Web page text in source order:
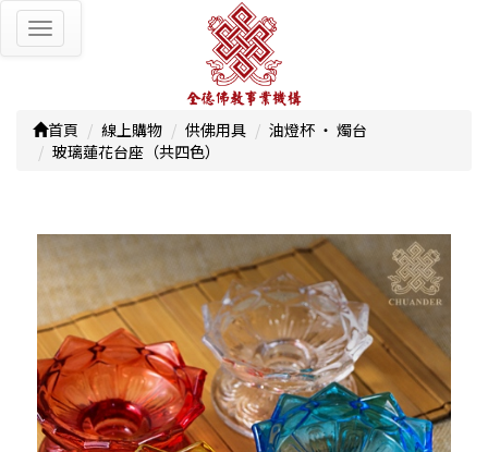
Toggle
navigation
首頁 線上購物 供佛用具
油燈杯 ‧ 燭台
玻璃蓮花台座（共四色）